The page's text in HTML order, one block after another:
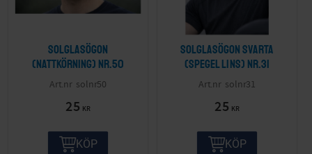
Solglasögon
(nattkörning) nr.50
solnr50
25 KR
KÖP
Solglasögon svarta
(spegel lins) nr.31
solnr31
25 KR
KÖP